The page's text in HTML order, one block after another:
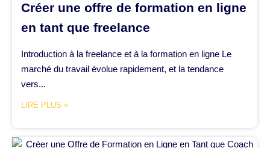
Créer une offre de formation en ligne
en tant que freelance
Introduction à la freelance et à la formation en ligne Le
marché du travail évolue rapidement, et la tendance
vers...
LIRE PLUS »